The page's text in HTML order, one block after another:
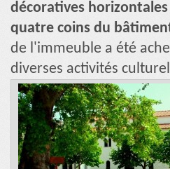
décoratives
quatre coins du
de l'immeuble a été
diverses activités